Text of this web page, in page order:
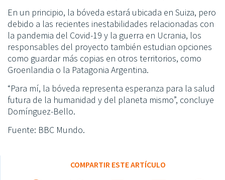
En un principio, la bóveda estará ubicada en Suiza, pero
debido a las recientes inestabilidades relacionadas con
la pandemia del Covid-19 y la guerra en Ucrania, los
responsables del proyecto también estudian opciones
como guardar más copias en otros territorios, como
Groenlandia o la Patagonia Argentina.
“Para mí, la bóveda representa esperanza para la salud
futura de la humanidad y del planeta mismo”, concluye
Domínguez-Bello.
Fuente: BBC Mundo.
COMPARTIR ESTE ARTÍCULO